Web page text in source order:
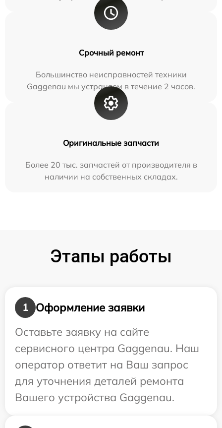
Срочный ремонт
Большинство неисправностей техники
Gaggenau мы устраняем в течение 2 часов.
Оригинальные запчасти
Более 20 тыс. запчастей от производителя в
наличии на собственных складах.
Этапы работы
1
Оформление заявки
Оставьте заявку на сайте
сервисного центра Gaggenau. Наш
оператор ответит на Ваш запрос
для уточнения деталей ремонта
Вашего устройства Gaggenau.